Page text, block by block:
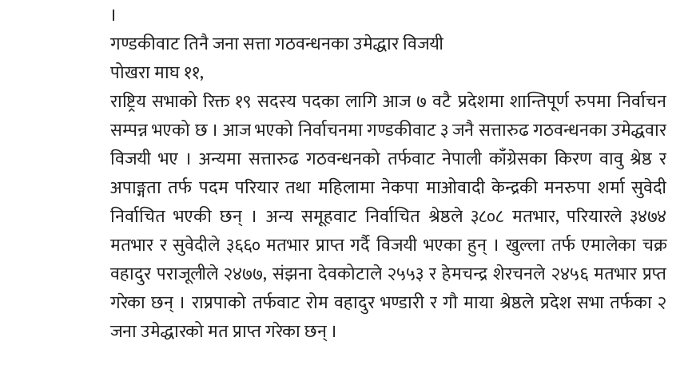
।
गण्डकीवाट तिनै जना सत्ता गठवन्धनका उमेद्धार विजयी
पोखरा माघ ११,
राष्ट्रिय सभाको रिक्त १९ सदस्य पदका लागि आज ७ वटै प्रदेशमा शान्तिपूर्ण रुपमा निर्वाचन
सम्पन्न भएको छ । आज भएको निर्वाचनमा गण्डकीवाट ३ जनै सत्तारुढ गठवन्धनका उमेद्धवार
विजयी भए । अन्यमा सत्तारुढ गठवन्धनको तर्फवाट नेपाली काँग्रेसका किरण वावु श्रेष्ठ र
अपाङ्गता तर्फ पदम परियार तथा महिलामा नेकपा माओवादी केन्द्रकी मनरुपा शर्मा सुवेदी
निर्वाचित भएकी छन् । अन्य समूहवाट निर्वाचित श्रेष्ठले ३८०८ मतभार, परियारले ३४७४
मतभार र सुवेदीले ३६६० मतभार प्राप्त गर्दै विजयी भएका हुन् । खुल्ला तर्फ एमालेका चक्र
वहादुर पराजूलीले २४७७, संझना देवकोटाले २५५३ र हेमचन्द्र शेरचनले २४५६ मतभार प्रप्त
गरेका छन् । राप्रपाको तर्फवाट रोम वहादुर भण्डारी र गौ माया श्रेष्ठले प्रदेश सभा तर्फका २
जना उमेद्धारको मत प्राप्त गरेका छन् ।